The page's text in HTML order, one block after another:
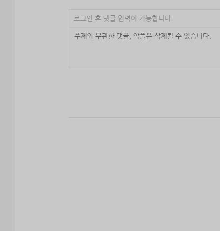
로그인 후 댓글 입력이 가능합니다.